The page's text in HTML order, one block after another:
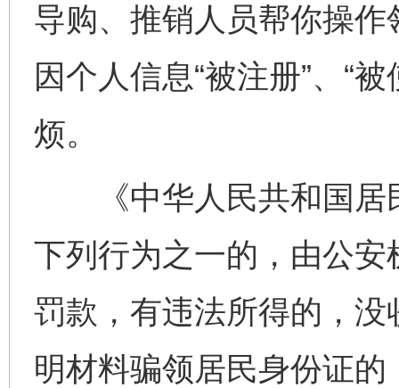
导购、推销人员帮你操作
因个人信息“被注册”、“
烦。
《中华人民共和国居
下列行为之一的，由公
罚款，有违法所得的，
明材料骗领居民身份证
网上购药对药下症？
这是一记警钟！ 谢